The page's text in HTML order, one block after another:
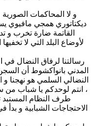
و لا المحاكمات الصورية
ديكتاتوري همجي مافيوي
القاتمة ضارة تخرب و
لأوضاع البلد التي لا
رسالتنا لرفاق النضال
المدني بانواكشوط أن
النضالي السلمي هو نهجنا
، انتم لوحدكم يا شباب من
طرف النظام المستبد
الاحتجاجات الشبابية و